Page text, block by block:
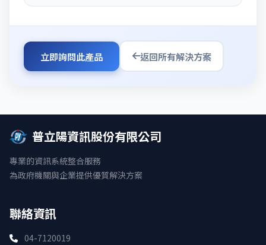
立即詢問此產品 返回所有解決方案
普立陽資訊股份有限公司
專業的資訊系統整合服務
為政府機關與企業提供優質解決方案
聯絡資訊
04-7120019